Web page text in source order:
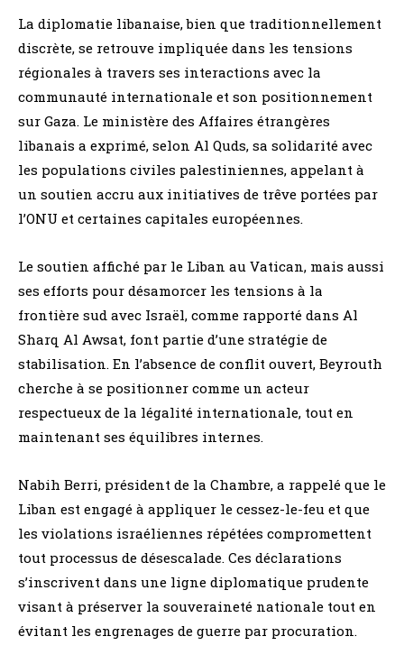
La diplomatie libanaise, bien que traditionnellement
discrète, se retrouve impliquée dans les tensions
régionales à travers ses interactions avec la
communauté internationale et son positionnement
sur Gaza. Le ministère des Affaires étrangères
libanais a exprimé, selon Al Quds, sa solidarité avec
les populations civiles palestiniennes, appelant à
un soutien accru aux initiatives de trêve portées par
l’ONU et certaines capitales européennes.
Le soutien affiché par le Liban au Vatican, mais aussi
ses efforts pour désamorcer les tensions à la
frontière sud avec Israël, comme rapporté dans Al
Sharq Al Awsat, font partie d’une stratégie de
stabilisation. En l’absence de conflit ouvert, Beyrouth
cherche à se positionner comme un acteur
respectueux de la légalité internationale, tout en
maintenant ses équilibres internes.
Nabih Berri, président de la Chambre, a rappelé que le
Liban est engagé à appliquer le cessez-le-feu et que
les violations israéliennes répétées compromettent
tout processus de désescalade. Ces déclarations
s’inscrivent dans une ligne diplomatique prudente
visant à préserver la souveraineté nationale tout en
évitant les engrenages de guerre par procuration.